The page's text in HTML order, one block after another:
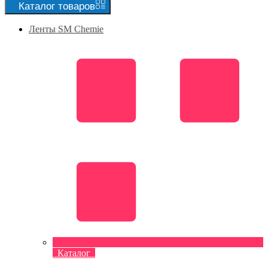
Каталог товаров
Ленты SM Chemie
Каталог